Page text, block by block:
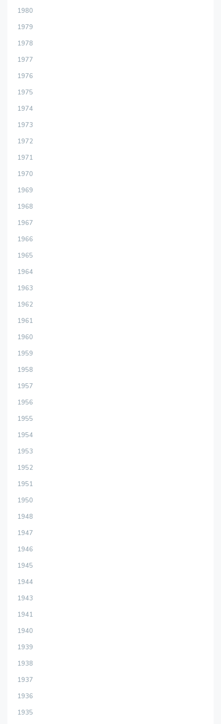
1980
1979
1978
1977
1976
1975
1974
1973
1972
1971
1970
1969
1968
1967
1966
1965
1964
1963
1962
1961
1960
1959
1958
1957
1956
1955
1954
1953
1952
1951
1950
1948
1947
1946
1945
1944
1943
1941
1940
1939
1938
1937
1936
1935